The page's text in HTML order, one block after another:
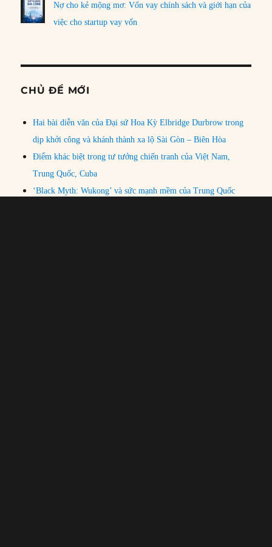
Nợ cho kẻ mộng mơ: Vốn vay chính sách và giới hạn của
việc cho startup vay vốn
CHỦ ĐỀ MỚI
Hai bài diễn văn của Đại sứ Hoa Kỳ Elbridge Durbrow trong
dịp khởi công và khánh thành xa lộ Sài Gòn – Biên Hòa
Điểm khác biệt trong tư tưởng chiến tranh của Việt Nam,
Trung Quốc, Cuba
‘Black Myth: Wukong’ và sức mạnh mềm của Trung Quốc